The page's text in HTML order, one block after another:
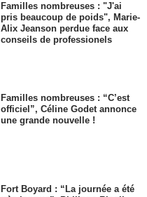
Familles nombreuses : "J'ai
pris beaucoup de poids", Marie-
Alix Jeanson perdue face aux
conseils de professionels
Familles nombreuses : “C’est
officiel”, Céline Godet annonce
une grande nouvelle !
Fort Boyard : “La journée a été